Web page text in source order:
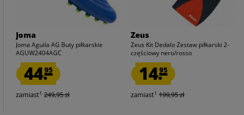
Joma
Joma Aguila AG Buty piłkarskie
AGUW2404AGC
44.95
zamiast1 249,95 zł
Zeus
Zeus Kit Dedalo Zestaw piłkarski 2-
częściowy nero/rosso
14.95
zamiast1 199,95 zł